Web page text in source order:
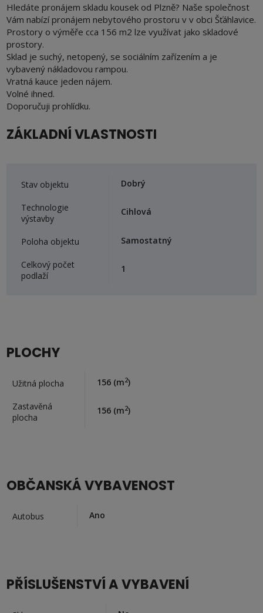
Hledáte pronájem skladu kousek od Plzně? Naše společnost
Vám nabízí pronájem nebytového prostoru v v obci Šťáhlavice.
Prostory o výměře cca 156 m2 lze využívat jako skladové
prostory.
Sklad je suchý, netopený, se sociálním zařízením a je
vybavený nákladovou rampou.
Vratná kauce jeden nájem.
Volné ihned.
Doporučuji prohlídku.
ZÁKLADNÍ VLASTNOSTI
Stav objektu Dobrý
Technologie
výstavby
Cihlová
Poloha objektu Samostatný
Celkový počet
podlaží
1
PLOCHY
Užitná plocha 156 (m2)
Zastavěná
plocha
156 (m2)
OBČANSKÁ VYBAVENOST
Autobus Ano
PŘÍSLUŠENSTVÍ A VYBAVENÍ